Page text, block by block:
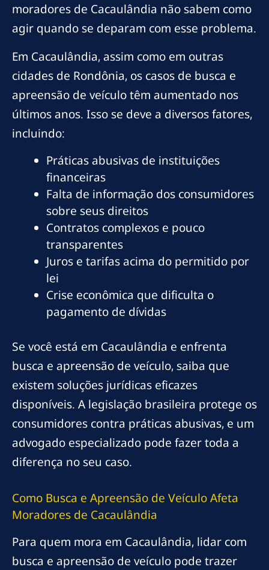
moradores de Cacaulândia não sabem como
agir quando se deparam com esse problema.
Em Cacaulândia, assim como em outras
cidades de Rondônia, os casos de busca e
apreensão de veículo têm aumentado nos
últimos anos. Isso se deve a diversos fatores,
incluindo:
Práticas abusivas de instituições
financeiras
Falta de informação dos consumidores
sobre seus direitos
Contratos complexos e pouco
transparentes
Juros e tarifas acima do permitido por
lei
Crise econômica que dificulta o
pagamento de dívidas
Se você está em Cacaulândia e enfrenta
busca e apreensão de veículo, saiba que
existem soluções jurídicas eficazes
disponíveis. A legislação brasileira protege os
consumidores contra práticas abusivas, e um
advogado especializado pode fazer toda a
diferença no seu caso.
Como Busca e Apreensão de Veículo Afeta
Moradores de Cacaulândia
Para quem mora em Cacaulândia, lidar com
busca e apreensão de veículo pode trazer